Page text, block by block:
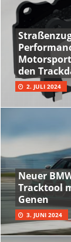
den
2. JULI 2024
Neuer
Tracktool
Genen
3. JUNI 2024